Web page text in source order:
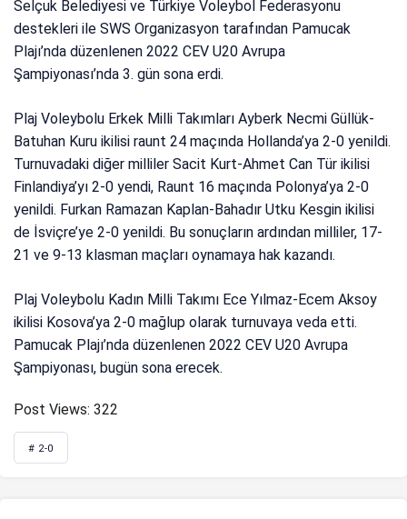
Selçuk Belediyesi ve Türkiye Voleybol Federasyonu
destekleri ile SWS Organizasyon tarafından Pamucak
Plajı’nda düzenlenen 2022 CEV U20 Avrupa
Şampiyonası’nda 3. gün sona erdi.
Plaj Voleybolu Erkek Milli Takımları Ayberk Necmi Güllük-
Batuhan Kuru ikilisi raunt 24 maçında Hollanda’ya 2-0 yenildi.
Turnuvadaki diğer milliler Sacit Kurt-Ahmet Can Tür ikilisi
Finlandiya’yı 2-0 yendi, Raunt 16 maçında Polonya’ya 2-0
yenildi. Furkan Ramazan Kaplan-Bahadır Utku Kesgin ikilisi
de İsviçre’ye 2-0 yenildi. Bu sonuçların ardından milliler, 17-
21 ve 9-13 klasman maçları oynamaya hak kazandı.
Plaj Voleybolu Kadın Milli Takımı Ece Yılmaz-Ecem Aksoy
ikilisi Kosova’ya 2-0 mağlup olarak turnuvaya veda etti.
Pamucak Plajı’nda düzenlenen 2022 CEV U20 Avrupa
Şampiyonası, bugün sona erecek.
Post Views: 322
# 2-0